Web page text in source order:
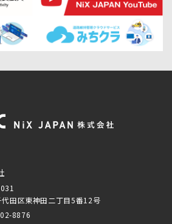
代田区東神田二丁目5番12号
8876